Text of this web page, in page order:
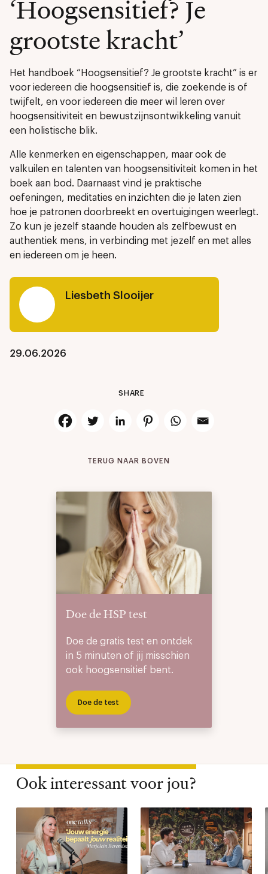
‘Hoogsensitief? Je
grootste kracht’
Het handboek “Hoogsensitief? Je grootste kracht” is er
voor iedereen die hoogsensitief is, die zoekende is of
twijfelt, en voor iedereen die meer wil leren over
hoogsensitiviteit en bewustzijnsontwikkeling vanuit
een holistische blik.
Alle kenmerken en eigenschappen, maar ook de
valkuilen en talenten van hoogsensitiviteit komen in het
boek aan bod. Daarnaast vind je praktische
oefeningen, meditaties en inzichten die je laten zien
hoe je patronen doorbreekt en overtuigingen weerlegt.
Zo kun je jezelf staande houden als zelfbewust en
authentiek mens, in verbinding met jezelf en met alles
en iedereen om je heen.
Liesbeth Slooijer
29.06.2026
SHARE
TERUG NAAR BOVEN
Doe de HSP test
Doe de gratis test en ontdek
in 5 minuten of jij misschien
ook hoogsensitief bent.
Doe de test
Ook interessant voor jou?